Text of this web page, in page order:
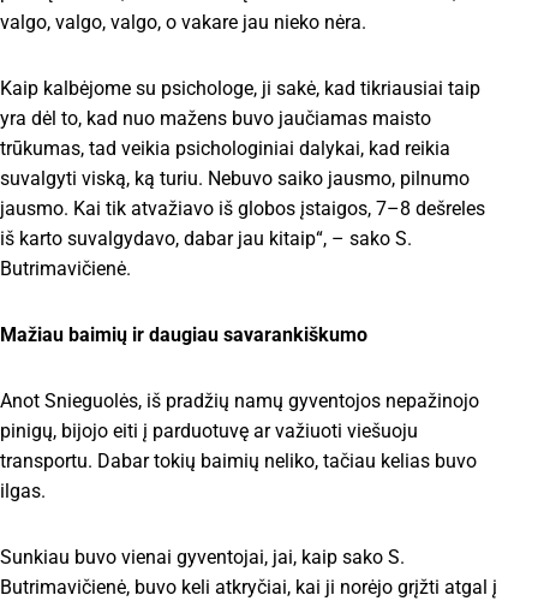
valgo, valgo, valgo, o vakare jau nieko nėra.
Kaip kalbėjome su psichologe, ji sakė, kad tikriausiai taip
yra dėl to, kad nuo mažens buvo jaučiamas maisto
trūkumas, tad veikia psichologiniai dalykai, kad reikia
suvalgyti viską, ką turiu. Nebuvo saiko jausmo, pilnumo
jausmo. Kai tik atvažiavo iš globos įstaigos, 7–8 dešreles
iš karto suvalgydavo, dabar jau kitaip“, – sako S.
Butrimavičienė.
Mažiau baimių ir daugiau savarankiškumo
Anot Snieguolės, iš pradžių namų gyventojos nepažinojo
pinigų, bijojo eiti į parduotuvę ar važiuoti viešuoju
transportu. Dabar tokių baimių neliko, tačiau kelias buvo
ilgas.
Sunkiau buvo vienai gyventojai, jai, kaip sako S.
Butrimavičienė, buvo keli atkryčiai, kai ji norėjo grįžti atgal į